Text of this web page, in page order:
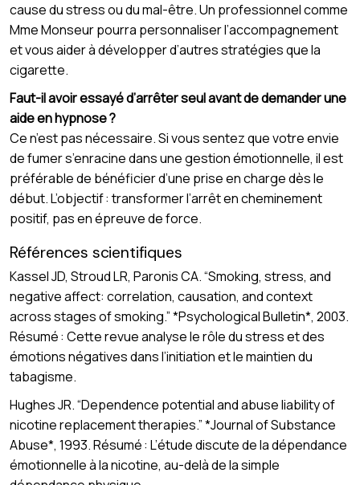
cause du stress ou du mal-être. Un professionnel comme
Mme Monseur pourra personnaliser l’accompagnement
et vous aider à développer d’autres stratégies que la
cigarette.
Faut-il avoir essayé d’arrêter seul avant de demander une
aide en hypnose ?
Ce n’est pas nécessaire. Si vous sentez que votre envie
de fumer s’enracine dans une gestion émotionnelle, il est
préférable de bénéficier d’une prise en charge dès le
début. L’objectif : transformer l’arrêt en cheminement
positif, pas en épreuve de force.
Références scientifiques
Kassel JD, Stroud LR, Paronis CA. “Smoking, stress, and
negative affect: correlation, causation, and context
across stages of smoking.” *Psychological Bulletin*, 2003.
Résumé : Cette revue analyse le rôle du stress et des
émotions négatives dans l’initiation et le maintien du
tabagisme.
Hughes JR. “Dependence potential and abuse liability of
nicotine replacement therapies.” *Journal of Substance
Abuse*, 1993. Résumé : L’étude discute de la dépendance
émotionnelle à la nicotine, au-delà de la simple